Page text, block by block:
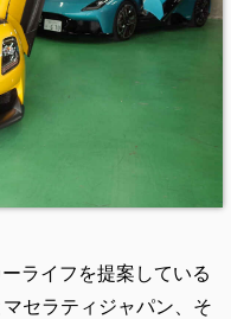
ライフを提案している
マセラティジャパン、そ